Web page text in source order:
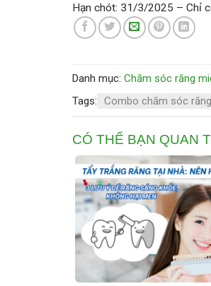
Hạn chót: 31/3/2025 – Chỉ
Danh mục: Chăm sóc răng
Tags:
Combo chăm sóc
CÓ THỂ BẠN QUAN